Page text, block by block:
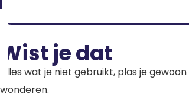
Wist je dat
Alles wat je niet gebruikt, plas je
wonderen.